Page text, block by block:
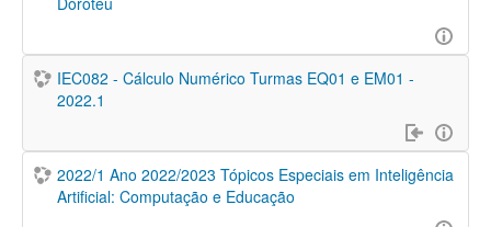
IEC082 - Cálculo Numérico Turmas EQ01 e EM01 -
2022.1
2022/1 Ano 2022/2023 Tópicos Especiais em Inteligência
Artificial: Computação e Educação